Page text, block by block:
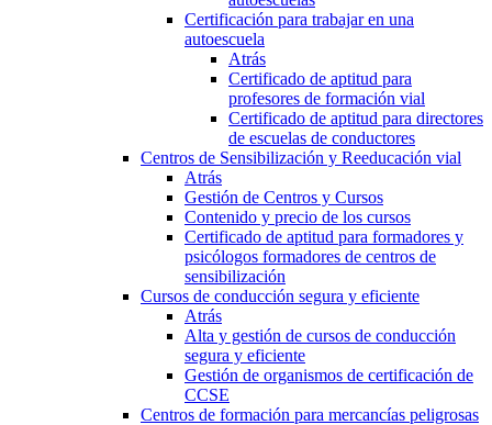
Certificación para trabajar en una
autoescuela
Atrás
Certificado de aptitud para
profesores de formación vial
Certificado de aptitud para directores
de escuelas de conductores
Centros de Sensibilización y Reeducación vial
Atrás
Gestión de Centros y Cursos
Contenido y precio de los cursos
Certificado de aptitud para formadores y
psicólogos formadores de centros de
sensibilización
Cursos de conducción segura y eficiente
Atrás
Alta y gestión de cursos de conducción
segura y eficiente
Gestión de organismos de certificación de
CCSE
Centros de formación para mercancías peligrosas